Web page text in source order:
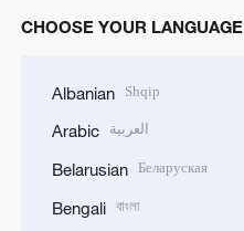
CHOOSE YOUR LANGUAGE
Albanian Shqip
Arabic العربية
Belarusian Беларуская
Bengali বাংলা